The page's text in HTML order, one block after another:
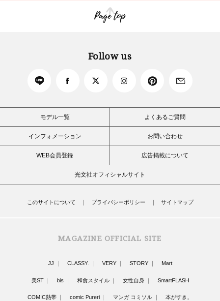
Page top
Follow us
モデル一覧 よくあるご質問
インフォメーション お問い合わせ
WEB会員登録 広告掲載について
光文社オフィシャルサイト
このサイトについて プライバシーポリシー サイトマップ
MAGAZINE OFFICIAL SITE
JJ CLASSY. VERY STORY Mart
美ST bis 和食スタイル 女性自身 SmartFLASH
COMIC熱帯 comic Pureri マンガ コミソル 本がすき。